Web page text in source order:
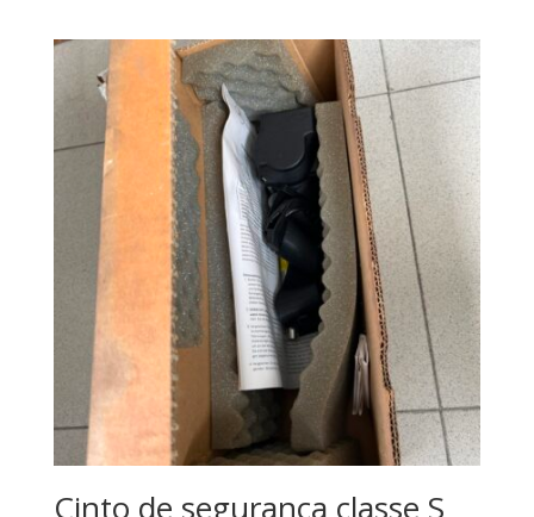
Cinto de segurança classe S